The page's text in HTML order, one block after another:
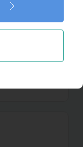
0,32